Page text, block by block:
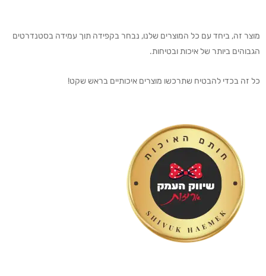
מוצר זה, ביחד עם כל המוצרים שלנו, נבחר בקפידה תוך עמידה בסטנדרטים
הגבוהים ביותר של איכות ובטיחות.
כל זה בכדי להבטיח שתרכשו מוצרים איכותיים בראש שקט!